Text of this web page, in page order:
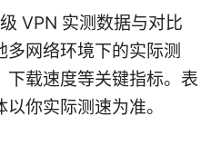
VPN 实测数据与对比
网络环境下的实际测
下载速度等关键指标。表
你实际测速为准。